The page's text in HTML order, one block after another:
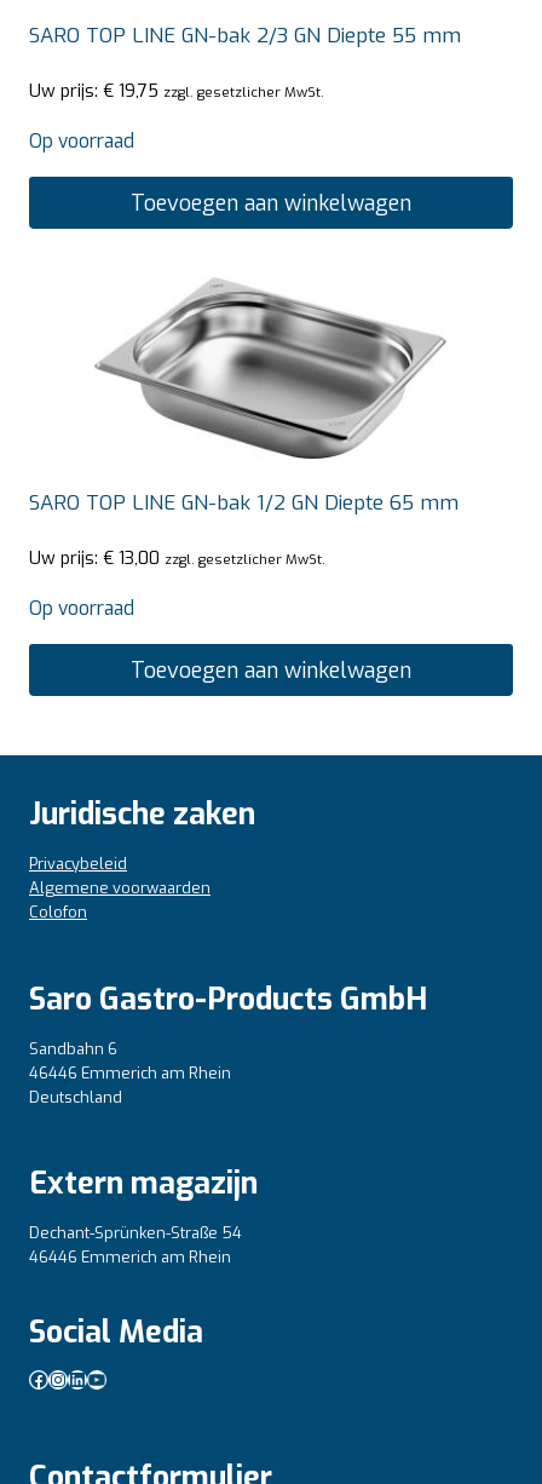
SARO TOP LINE GN-bak 2/3 GN Diepte 55 mm
Uw prijs: € 19,75 zzgl. gesetzlicher MwSt.
Op voorraad
Toevoegen aan winkelwagen
SARO TOP LINE GN-bak 1/2 GN Diepte 65 mm
Uw prijs: € 13,00 zzgl. gesetzlicher MwSt.
Op voorraad
Toevoegen aan winkelwagen
Juridische zaken
Privacybeleid
Algemene voorwaarden
Colofon
Saro Gastro-Products GmbH
Sandbahn 6
46446 Emmerich am Rhein
Deutschland
Extern magazijn
Dechant-Sprünken-Straße 54
46446 Emmerich am Rhein
Social Media
Facebook
Instagram
LinkedIn
YouTube